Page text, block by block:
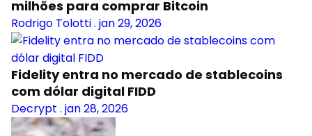
milhões para comprar Bitcoin
Rodrigo Tolotti. jan 29, 2026
Fidelity entra no mercado de stablecoins
com dólar digital FIDD
Decrypt . jan 28, 2026